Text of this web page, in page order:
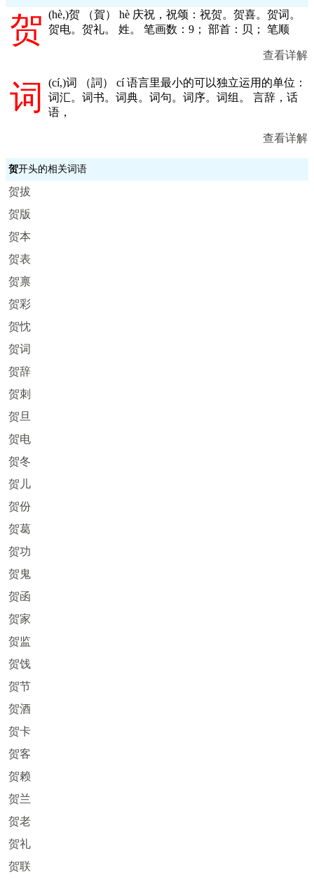
贺 (hè,)贺 （賀） hè 庆祝，祝颂：祝贺。贺喜。贺词。
贺电。贺礼。 姓。 笔画数：9； 部首：贝； 笔顺
查看详解
词 (cí,)词 （詞） cí 语言里最小的可以独立运用的单位：
词汇。词书。词典。词句。词序。词组。 言辞，话
语，
查看详解
贺开头的相关词语
贺拔
贺版
贺本
贺表
贺禀
贺彩
贺忱
贺词
贺辞
贺刺
贺旦
贺电
贺冬
贺儿
贺份
贺葛
贺功
贺鬼
贺函
贺家
贺监
贺饯
贺节
贺酒
贺卡
贺客
贺赖
贺兰
贺老
贺礼
贺联